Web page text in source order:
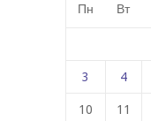
Пн Вт
3 4
10 11